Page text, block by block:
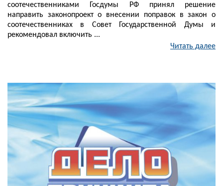
соотечественниками Госдумы РФ принял решение
направить законопроект о внесении поправок в закон о
соотечественниках в Совет Государственной Думы и
рекомендовал включить ...
Читать далее